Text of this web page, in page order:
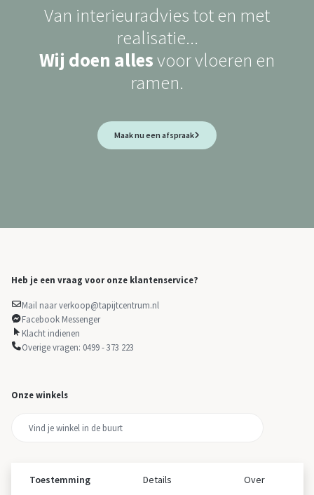
Van interieuradvies tot en met
realisatie...
Wij doen allesvoor vloeren en
ramen.
Maak nu een afspraak
Heb je een vraag voor onze klantenservice?
Mail naar verkoop@tapijtcentrum.nl
Facebook Messenger
Klacht indienen
Overige vragen: 0499 - 373 223
Onze winkels
Toestemming Details Over